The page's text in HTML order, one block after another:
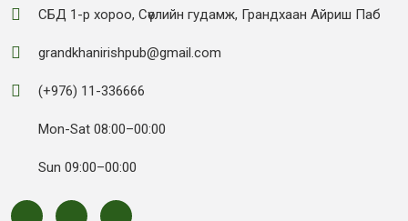
СБД 1-р хороо, Сөүлийн гудамж, Грандхаан Айриш Паб
grandkhanirishpub@gmail.com
(+976) 11-336666
Mon-Sat 08:00–00:00
Sun 09:00–00:00